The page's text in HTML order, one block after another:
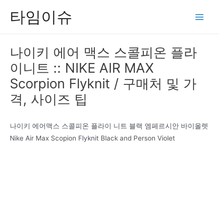
타임이슈
나이키 에어 맥스 스콜피온 플라
이니트 :: NIKE AIR MAX
Scorpion Flyknit / 구매처 및 가
격, 사이즈 팁
나이키 에어맥스 스콜피온 플라이 니트 블랙 엠페르시안 바이올렛
Nike Air Max Scopion Flyknit Black and Person Violet